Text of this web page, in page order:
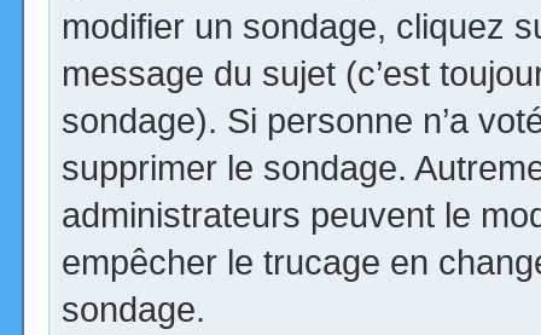
modifier un sondage, cliquez
message du sujet (c’est
sondage). Si personne n’a
supprimer le sondage.
administrateurs peuvent le
empêcher le trucage en
sondage.